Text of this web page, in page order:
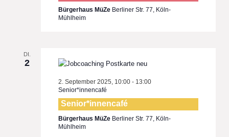
Bürgerhaus MüZe Berliner Str. 77, Köln-
Mühlheim
DI.
2
2. September 2025, 10:00 - 13:00
Senior*innencafé
Senior*innencafé
Bürgerhaus MüZe Berliner Str. 77, Köln-
Mühlheim